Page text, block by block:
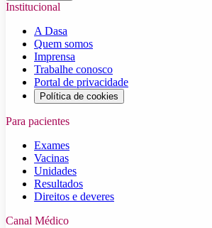
Institucional
A Dasa
Quem somos
Imprensa
Trabalhe conosco
Portal de privacidade
Política de cookies
Para pacientes
Exames
Vacinas
Unidades
Resultados
Direitos e deveres
Canal Médico